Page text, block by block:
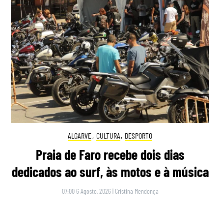
ALGARVE, CULTURA, DESPORTO
Praia de Faro recebe dois dias
dedicados ao surf, às motos e à música
07:00 6 Agosto, 2026 | Cristina Mendonça